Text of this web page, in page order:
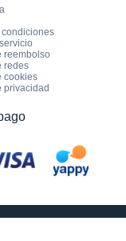
reembolso
redes
cookies
privacidad